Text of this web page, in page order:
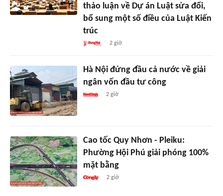
thảo luận về Dự án Luật sửa đổi,
bổ sung một số điều của Luật Kiến
trúc
2 giờ
Hà Nội đứng đầu cả nước về giải
ngân vốn đầu tư công
2 giờ
Cao tốc Quy Nhơn - Pleiku:
Phường Hội Phú giải phóng 100%
mặt bằng
2 giờ